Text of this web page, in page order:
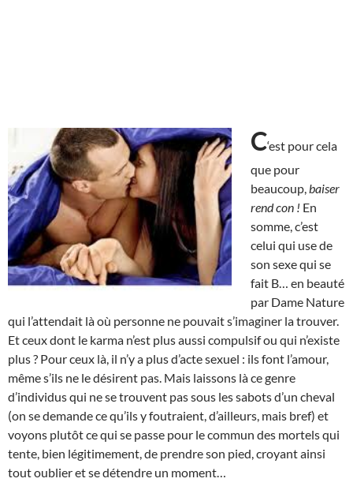
C‘est pour cela
que pour
beaucoup, baiser
rend con ! En
somme, c’est
celui qui use de
son sexe qui se
fait B… en beauté
par Dame Nature
qui l’attendait là où personne ne pouvait s’imaginer la trouver.
Et ceux dont le karma n’est plus aussi compulsif ou qui n’existe
plus ? Pour ceux là, il n’y a plus d’acte sexuel : ils font l’amour,
même s’ils ne le désirent pas. Mais laissons là ce genre
d’individus qui ne se trouvent pas sous les sabots d’un cheval
(on se demande ce qu’ils y foutraient, d’ailleurs, mais bref) et
voyons plutôt ce qui se passe pour le commun des mortels qui
tente, bien légitimement, de prendre son pied, croyant ainsi
tout oublier et se détendre un moment…